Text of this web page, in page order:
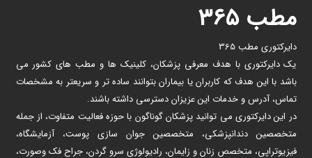
مطب ۳۶۵
دایرکتوری مطب 365
یک دایرکتوری با هدف معرفی پزشکان، کلینیک ها و مطب های کشور می
باشد با این هدف که کاربران یا بیماران بتوانند ساده تر و سریعتر به مشخصات
تماس، آدرس و خدمات این عزیزان دسترسی داشته باشند.
در این دایرکتوری می توانید پزشکان گوناگون با حوزه فعالیت متفاوت، از جمله
متخصصین دندانپزشکی، متخصصین جوان سازی پوست، آزمایشگاه،
فیزیوتراپی، متخصص زنان و زایمان، رادیولوژی سرو گردن، جراح فک وصورت،